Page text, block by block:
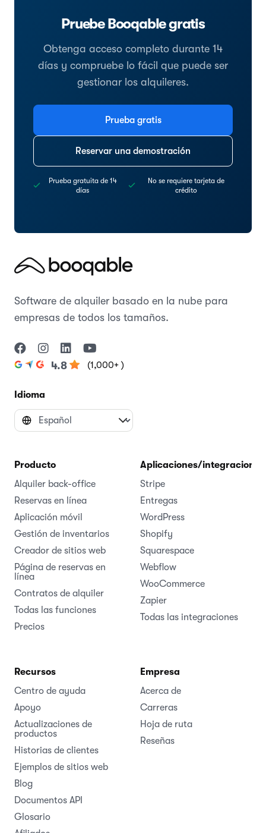
Pruebe Booqable gratis
Obtenga acceso completo durante 14
días y compruebe lo fácil que puede ser
gestionar los alquileres.
Prueba gratis
Reservar una demostración
Prueba gratuita de 14
días
No se requiere tarjeta de
crédito
Software de alquiler basado en la nube para
empresas de todos los tamaños.
4.8 (1,000+ )
Idioma
Producto
Alquiler back-office
Reservas en línea
Aplicación móvil
Gestión de inventarios
Creador de sitios web
Página de reservas en
línea
Contratos de alquiler
Todas las funciones
Precios
Aplicaciones/integraciones
Stripe
Entregas
WordPress
Shopify
Squarespace
Webflow
WooCommerce
Zapier
Todas las integraciones
Recursos
Centro de ayuda
Apoyo
Actualizaciones de
productos
Historias de clientes
Ejemplos de sitios web
Blog
Documentos API
Glosario
Empresa
Acerca de
Carreras
Hoja de ruta
Reseñas